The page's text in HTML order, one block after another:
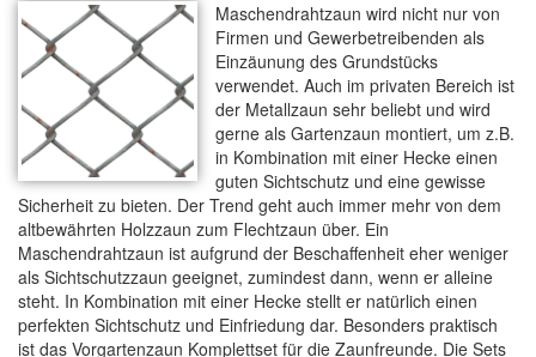
Maschendrahtzaun wird nicht nur von
Firmen und Gewerbetreibenden als
Einzäunung des Grundstücks
verwendet. Auch im privaten Bereich ist
der Metallzaun sehr beliebt und wird
gerne als Gartenzaun montiert, um z.B.
in Kombination mit einer Hecke einen
guten Sichtschutz und eine gewisse
Sicherheit zu bieten. Der Trend geht auch immer mehr von dem
altbewährten Holzzaun zum Flechtzaun über. Ein
Maschendrahtzaun ist aufgrund der Beschaffenheit eher weniger
als Sichtschutzzaun geeignet, zumindest dann, wenn er alleine
steht. In Kombination mit einer Hecke stellt er natürlich einen
perfekten Sichtschutz und Einfriedung dar. Besonders praktisch
ist das Vorgartenzaun Komplettset für die Zaunfreunde. Die Sets